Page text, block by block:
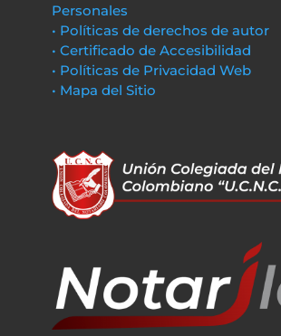
Personales
• Políticas de derechos de autor
• Certificado de Accesibilidad
• Políticas de Privacidad Web
• Mapa del Sitio